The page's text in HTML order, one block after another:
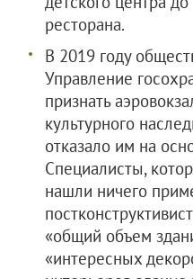
ресторана.
В 2019 году
Управление
признать
культурного
отказало им на
Специалисты,
нашли ничего
«общий объем
«интересных